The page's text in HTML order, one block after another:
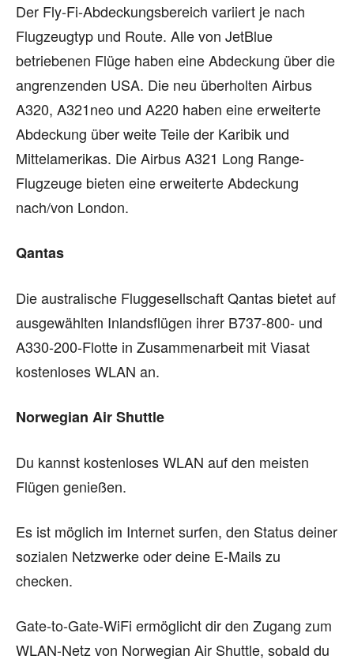
Der Fly-Fi-Abdeckungsbereich variiert je nach
Flugzeugtyp und Route. Alle von JetBlue
betriebenen Flüge haben eine Abdeckung über die
angrenzenden USA. Die neu überholten Airbus
A320, A321neo und A220 haben eine erweiterte
Abdeckung über weite Teile der Karibik und
Mittelamerikas. Die Airbus A321 Long Range-
Flugzeuge bieten eine erweiterte Abdeckung
nach/von London.
Qantas
Die australische Fluggesellschaft Qantas bietet auf
ausgewählten Inlandsflügen ihrer B737-800- und
A330-200-Flotte in Zusammenarbeit mit Viasat
kostenloses WLAN an.
Norwegian Air Shuttle
Du kannst kostenloses WLAN auf den meisten
Flügen genießen.
Es ist möglich im Internet surfen, den Status deiner
sozialen Netzwerke oder deine E-Mails zu
checken.
Gate-to-Gate-WiFi ermöglicht dir den Zugang zum
WLAN-Netz von Norwegian Air Shuttle, sobald du